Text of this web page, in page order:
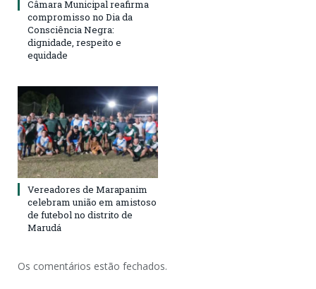
Câmara Municipal reafirma
compromisso no Dia da
Consciência Negra:
dignidade, respeito e
equidade
Vereadores de Marapanim
celebram união em amistoso
de futebol no distrito de
Marudá
Os comentários estão fechados.